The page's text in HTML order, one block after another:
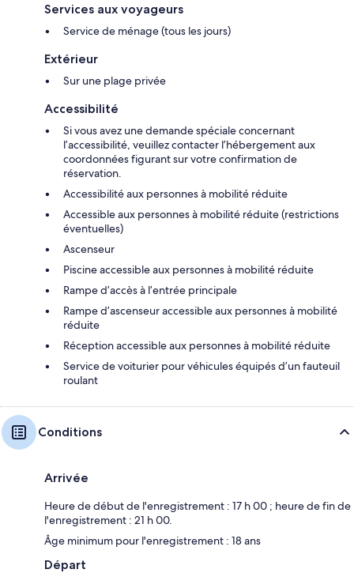
Services aux voyageurs
Service de ménage (tous les jours)
Extérieur
Sur une plage privée
Accessibilité
Si vous avez une demande spéciale concernant
l’accessibilité, veuillez contacter l’hébergement aux
coordonnées figurant sur votre confirmation de
réservation.
Accessibilité aux personnes à mobilité réduite
Accessible aux personnes à mobilité réduite (restrictions
éventuelles)
Ascenseur
Piscine accessible aux personnes à mobilité réduite
Rampe d’accès à l’entrée principale
Rampe d’ascenseur accessible aux personnes à mobilité
réduite
Réception accessible aux personnes à mobilité réduite
Service de voiturier pour véhicules équipés d’un fauteuil
roulant
Conditions
Arrivée
Heure de début de l'enregistrement : 17 h 00 ; heure de fin de
l'enregistrement : 21 h 00.
Âge minimum pour l'enregistrement : 18 ans
Départ